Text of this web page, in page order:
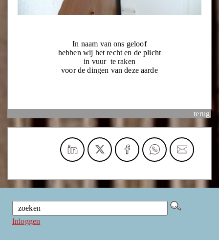
In naam van ons geloof
hebben wij het recht en de plicht
in vuur te raken
voor de dingen van deze aarde
terug
Inloggen